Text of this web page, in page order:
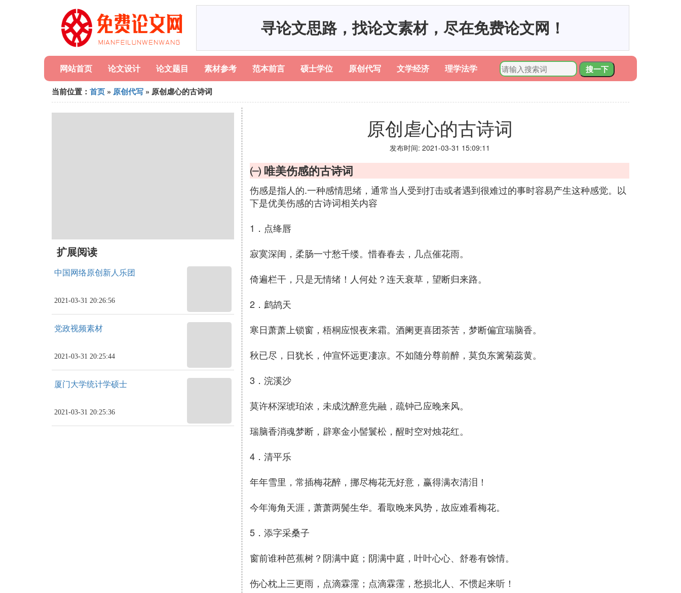
寻论文思路，找论文素材，尽在免费论文网！
网站首页 论文设计 论文题目 素材参考 范本前言 硕士学位 原创代写 文学经济 理学法学
搜一下
当前位置： 首页 » 原创代写 » 原创虐心的古诗词
扩展阅读
中国网络原创新人乐团
2021-03-31 20:26:56
党政视频素材
2021-03-31 20:25:44
厦门大学统计学硕士
2021-03-31 20:25:36
原创虐心的古诗词
发布时间: 2021-03-31 15:09:11
㈠ 唯美伤感的古诗词
伤感是指人的.一种感情思绪，通常当人受到打击或者遇到很难过的事时容易产生这种感觉。以
下是优美伤感的古诗词相关内容
1．点绛唇
寂寞深闺，柔肠一寸愁千缕。惜春春去，几点催花雨。
倚遍栏干，只是无情绪！人何处？连天衰草，望断归来路。
2．鹧鸪天
寒日萧萧上锁窗，梧桐应恨夜来霜。酒阑更喜团茶苦，梦断偏宜瑞脑香。
秋已尽，日犹长，仲宣怀远更凄凉。不如随分尊前醉，莫负东篱菊蕊黄。
3．浣溪沙
莫许杯深琥珀浓，未成沈醉意先融，疏钟己应晚来风。
瑞脑香消魂梦断，辟寒金小髻鬟松，醒时空对烛花红。
4．清平乐
年年雪里，常插梅花醉，挪尽梅花无好意，赢得满衣清泪！
今年海角天涯，萧萧两鬓生华。看取晚来风势，故应难看梅花。
5．添字采桑子
窗前谁种芭蕉树？阴满中庭；阴满中庭，叶叶心心、舒卷有馀情。
伤心枕上三更雨，点滴霖霪；点滴霖霪，愁损北人、不惯起来听！